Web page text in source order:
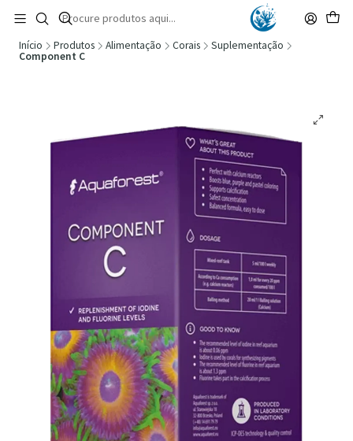
🚚 Portugal Continental: Portes Grátis desde 149,90€ (Envio extresso: 14,90€)
Ler mais
Início Produtos Alimentação Corais
Suplementação
Component C